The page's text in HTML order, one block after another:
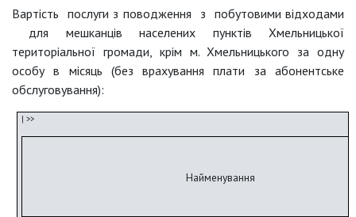
Вартість послуги з поводження з побутовими відходами
для мешканців населених пунктів Хмельницької
територіальної громади, крім м. Хмельницького за одну
особу в місяць (без врахування плати за абонентське
обслуговування):
Найменування